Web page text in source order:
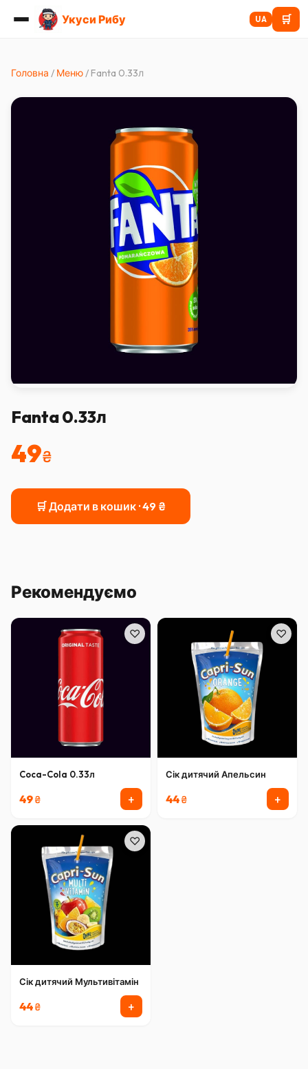
Укуси Рибу UA 🛒
Головна / Меню/ Fanta 0.33л
Fanta 0.33л
49₴
🛒 Додати в кошик ·49 ₴
Рекомендуємо
♡
Coca-Cola 0.33л
49₴ +
♡
Сік дитячий Апельсин
44₴ +
♡
Сік дитячий Мультивітамін
44₴ +